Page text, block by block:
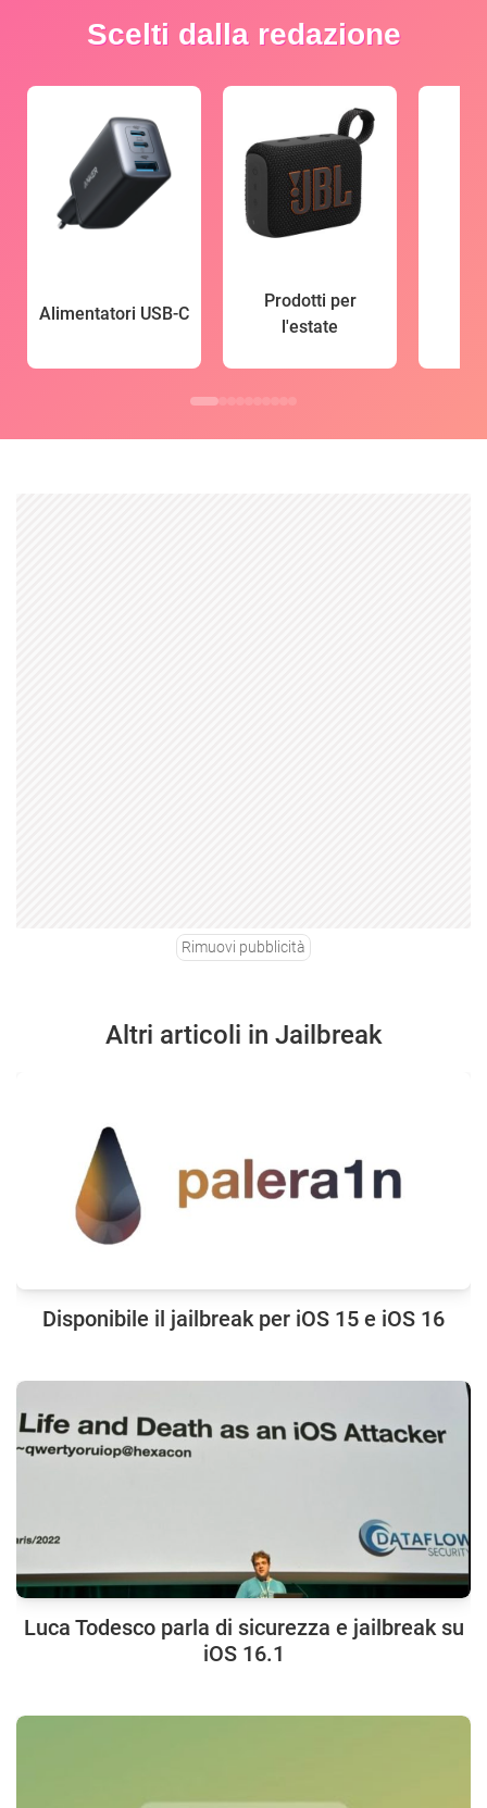
Scelti dalla redazione
Alimentatori USB-C
Prodotti per
l'estate
Rimuovi pubblicità
Altri articoli in Jailbreak
Disponibile il jailbreak per iOS 15 e iOS 16
Luca Todesco parla di sicurezza e jailbreak su
iOS 16.1